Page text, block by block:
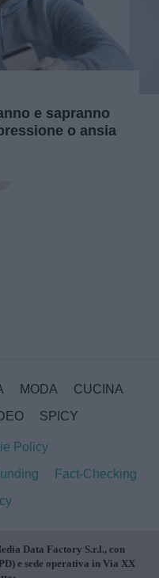
e sapranno
o ansia
MODA
CUCINA
SPICY
Policy
Fact-Checking
Data Factory S.r.l., con
e sede operativa in Via XX